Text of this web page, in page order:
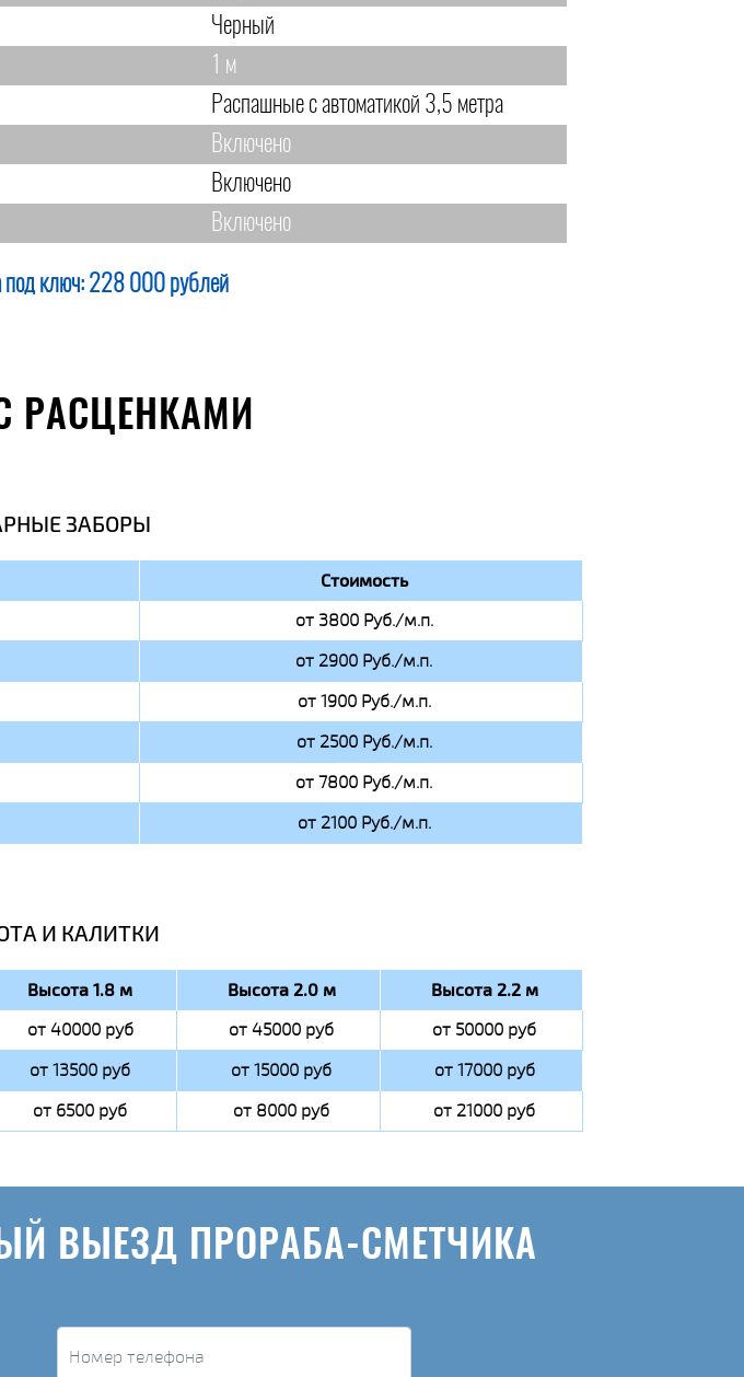
Черный
1 м
Распашные с автоматикой 3,5 метра
Включено
Включено
Включено
под ключ: 228 000 рублей
РАСЦЕНКАМИ
ЗАБОРЫ
Стоимость
от 3800 Руб./м.п.
от 2900 Руб./м.п.
от 1900 Руб./м.п.
от 2500 Руб./м.п.
от 7800 Руб./м.п.
от 2100 Руб./м.п.
И КАЛИТКИ
Высота 1.8 м Высота 2.0 м Высота 2.2 м
от 40000 руб от 45000 руб
от 50000 руб
от 13500 руб от 15000 руб
от 17000 руб
от 6500 руб от 8000 руб от 21000 руб
ВЫЕЗД ПРОРАБА-СМЕТЧИКА